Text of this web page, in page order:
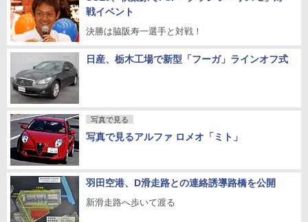
戦イベント
決勝は脇阪寿一選手と対戦！
日産、栃木工場で新型「フーガ」ラインオフ式
写真で見る
写真で見るアルファ ロメオ「ミト」
羽田空港、D滑走路との連絡誘導路橋を公開
新滑走路へ歩いて渡る